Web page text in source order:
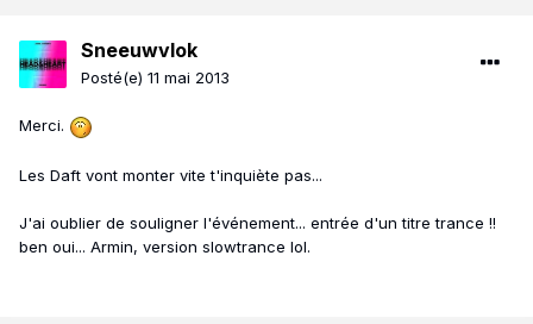
Sneeuwvlok
Posté(e) 11 mai 2013
Merci.
Les Daft vont monter vite t'inquiète pas...
J'ai oublier de souligner l'événement... entrée d'un titre trance !!
ben oui... Armin, version slowtrance lol.